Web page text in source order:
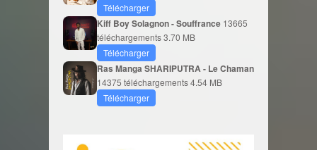
Télécharger
Kiff Boy Solagnon - Souffrance 13665
téléchargements3.70 MB
Télécharger
Ras Manga SHARIPUTRA - Le Chaman
14375 téléchargements4.54 MB
Télécharger